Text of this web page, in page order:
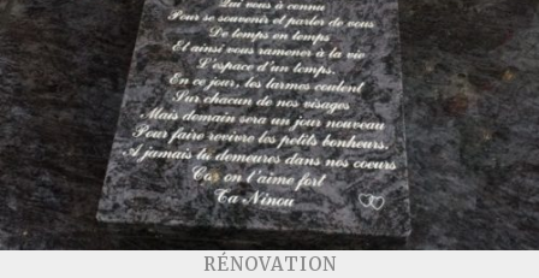
RÉNOVATION